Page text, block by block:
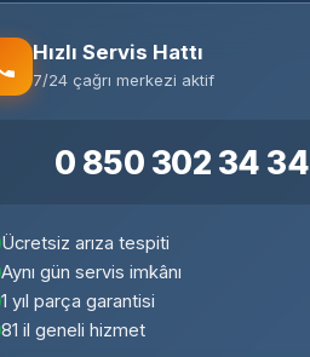
Hızlı Servis Hattı
7/24 çağrı merkezi aktif
0 850 302 34 34
Ücretsiz arıza tespiti
Aynı gün servis imkânı
1 yıl parça garantisi
81 il geneli hizmet